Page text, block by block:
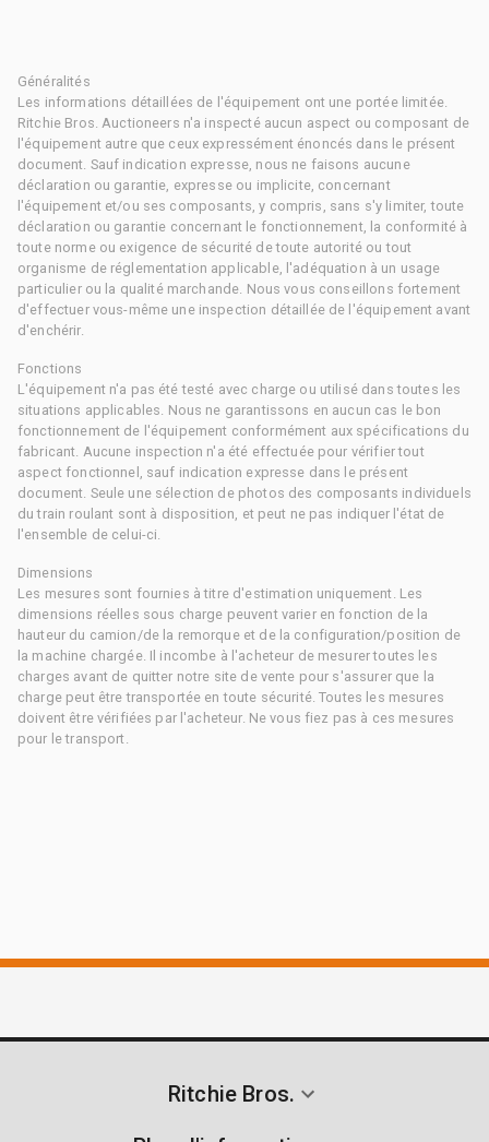
Généralités
Les informations détaillées de l'équipement ont une portée limitée.
Ritchie Bros. Auctioneers n'a inspecté aucun aspect ou composant de
l'équipement autre que ceux expressément énoncés dans le présent
document. Sauf indication expresse, nous ne faisons aucune
déclaration ou garantie, expresse ou implicite, concernant
l'équipement et/ou ses composants, y compris, sans s'y limiter, toute
déclaration ou garantie concernant le fonctionnement, la conformité à
toute norme ou exigence de sécurité de toute autorité ou tout
organisme de réglementation applicable, l'adéquation à un usage
particulier ou la qualité marchande. Nous vous conseillons fortement
d'effectuer vous-même une inspection détaillée de l'équipement avant
d'enchérir.
Fonctions
L'équipement n'a pas été testé avec charge ou utilisé dans toutes les
situations applicables. Nous ne garantissons en aucun cas le bon
fonctionnement de l'équipement conformément aux spécifications du
fabricant. Aucune inspection n'a été effectuée pour vérifier tout
aspect fonctionnel, sauf indication expresse dans le présent
document. Seule une sélection de photos des composants individuels
du train roulant sont à disposition, et peut ne pas indiquer l'état de
l'ensemble de celui-ci.
Dimensions
Les mesures sont fournies à titre d'estimation uniquement. Les
dimensions réelles sous charge peuvent varier en fonction de la
hauteur du camion/de la remorque et de la configuration/position de
la machine chargée. Il incombe à l'acheteur de mesurer toutes les
charges avant de quitter notre site de vente pour s'assurer que la
charge peut être transportée en toute sécurité. Toutes les mesures
doivent être vérifiées par l'acheteur. Ne vous fiez pas à ces mesures
pour le transport.
Ritchie Bros.